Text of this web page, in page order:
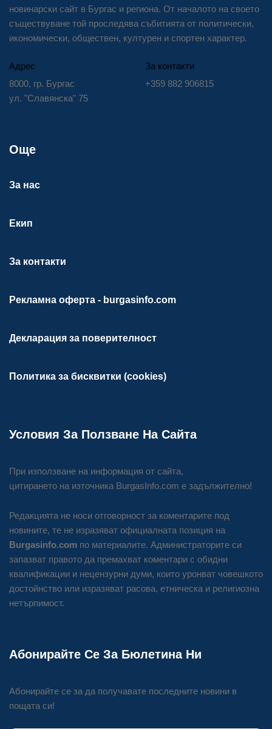
новинарски сайт в Бургас и региона. От началото на своето
съществуване той проследява събитията от политически,
икономически, обществен, културен и спортен характер.
Адрес
8000, гр. Бургас
ул. "Славянска" 75
За контакти
+359 882 906815
Още
За нас
Екип
За контакти
Рекламна оферта - burgasinfo.com
Декларация за поверителност
Политика за бисквитки (cookies)
Условия За Ползване На Сайта
При използване на информация от сайта,
цитирането на източника BurgasInfo.com е задължително!
Редакцията не носи отговорност за коментарите под
новините, те не изразяват официалната позиция на
Burgasinfo.com по материалите. Администраторите си
запазват правото да премахват коментари с обидни
квалификации и нецензурни думи, които уронват човешкото
достойнство или изразяват расова, етническа и религиозна
нетърпимост.
Абонирайте Се За Бюлетина Ни
Абонирайте се за да получавате последните новини в
пощата си!